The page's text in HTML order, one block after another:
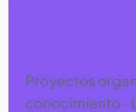
Proyectos
conocimiento -